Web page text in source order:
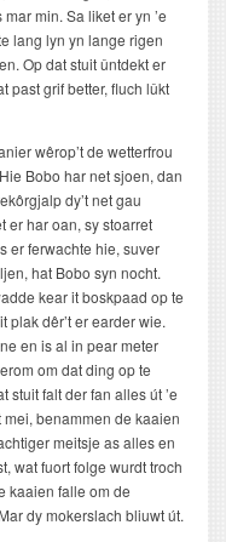
min. Sa liket er yn ’e
lang lyn yn lange rigen
Op dat stuit ûntdekt er
past grif better, fluch lûkt
wêrop’t de wetterfrou
Bobo har net sjoen, dan
dy’t net gau
er har oan, sy stoarret
er ferwachte hie, suver
hat Bobo syn nocht.
kear it boskpaad op te
plak dêr’t er earder wie.
en is al in pear meter
om dat ding op te
stuit falt der fan alles út ’e
benammen de kaaien
meitsje as alles en
wat fuort folge wurdt troch
kaaien falle om de
dy mokerslach bliuwt út.